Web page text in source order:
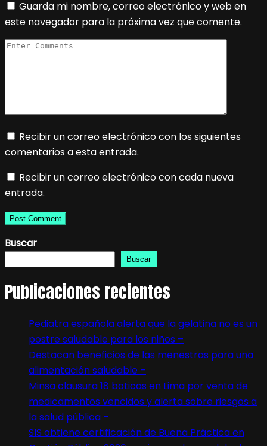
Guarda mi nombre, correo electrónico y web en
este navegador para la próxima vez que comente.
Recibir un correo electrónico con los siguientes
comentarios a esta entrada.
Recibir un correo electrónico con cada nueva
entrada.
Buscar
Buscar
Publicaciones recientes
Pediatra española alerta que la gelatina no es un
postre saludable para los niños –
Destacan beneficios de las menestras para una
alimentación saludable –
Minsa clausura 18 boticas en Lima por venta de
medicamentos vencidos y alerta sobre riesgos a
la salud pública –
SIS obtiene certificación de Buena Práctica en